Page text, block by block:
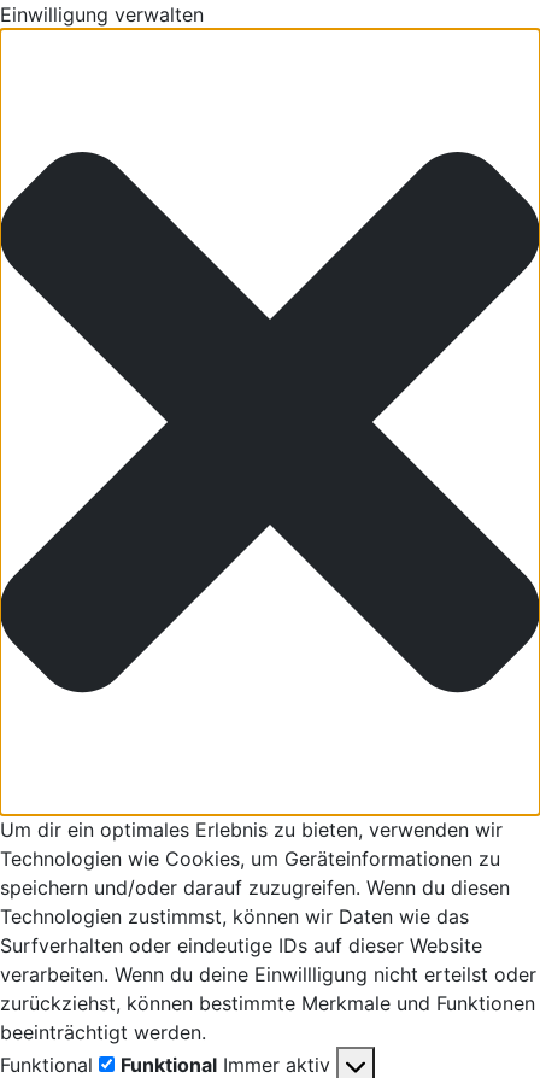
Einwilligung verwalten
Um dir ein optimales Erlebnis zu bieten, verwenden wir
Technologien wie Cookies, um Geräteinformationen zu
speichern und/oder darauf zuzugreifen. Wenn du diesen
Technologien zustimmst, können wir Daten wie das
Surfverhalten oder eindeutige IDs auf dieser Website
verarbeiten. Wenn du deine Einwillligung nicht erteilst oder
zurückziehst, können bestimmte Merkmale und Funktionen
beeinträchtigt werden.
Funktional
Funktional Immer aktiv